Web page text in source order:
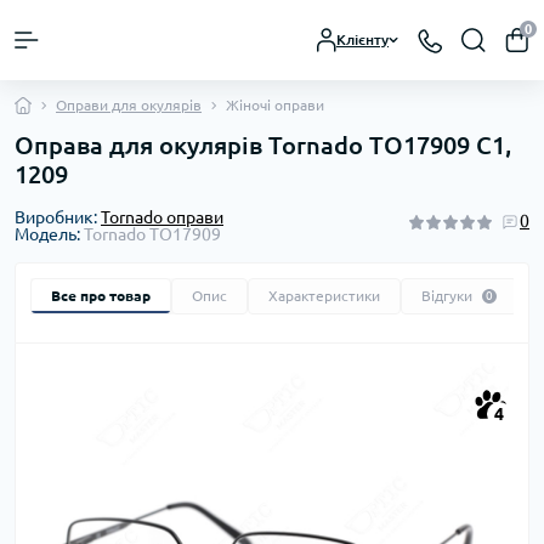
Клієнту
0
Оправи для окулярів Жіночі оправи
Оправа для окулярів Tornado TO17909 C1,
1209
Виробник:Tornado оправи
Модель:Tornado TO17909
0
Все про товар Опис Характеристики Відгуки 0
4